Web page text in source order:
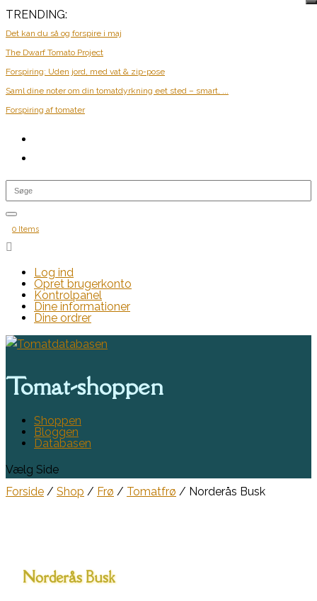
TRENDING:
Det kan du så og forspire i maj
The Dwarf Tomato Project
Forspiring: Uden jord, med vat & zip-pose
Saml dine noter om din tomatdyrkning eet sted – smart, ...
Forspiring af tomater
0 Items

Log ind
Opret brugerkonto
Kontrolpanel
Dine informationer
Dine ordrer
Tomat-shoppen
Shoppen
Bloggen
Databasen
Vælg Side
Forside / Shop / Frø / Tomatfrø / Norderås Busk
Norderås Busk